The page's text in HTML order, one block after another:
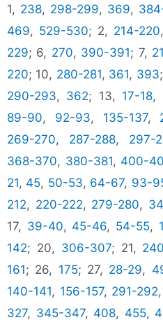
1, 238, 298-299, 369,
469, 529-530; 2, 214-220,
229; 6, 270, 390-391; 7,
220; 10, 280-281, 361, 393
290-293, 362; 13, 17-18,
89-90, 92-93, 135-137,
269-270, 287-288, 297-
368-370, 380-381, 400-
21, 45, 50-53, 64-67, 93-
212, 220-222, 279-280,
17, 39-40, 45-46, 54-55,
142; 20, 306-307; 21,
161; 26, 175; 27, 28-29,
140-141, 156-157, 291-292,
327, 345-347, 408, 455,